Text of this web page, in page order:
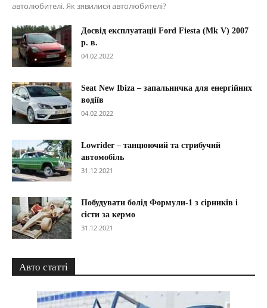
автолюбителі. Як зявилися автолюбителі?
Досвід експлуатації Ford Fiesta (Mk V) 2007
р. в.
04.02.2022
Seat New Ibiza – запальничка для енергійних
водіїв
04.02.2022
Lowrider – танцюючий та стрибучий
автомобіль
31.12.2021
Побудувати болід Формули-1 з сірників і
сісти за кермо
31.12.2021
Авто статті